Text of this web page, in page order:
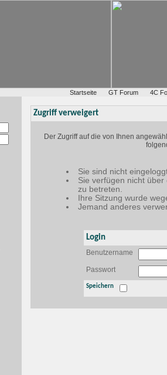
Startseite GT Forum 4C
Zugriff verweigert
Der Zugriff auf die von Ihnen
Sie sind nicht
Sie verfügen nicht
zu betreten.
Ihre Sitzung wurde
Jemand anderes
Login
Benutzername
Passwort
Speichern